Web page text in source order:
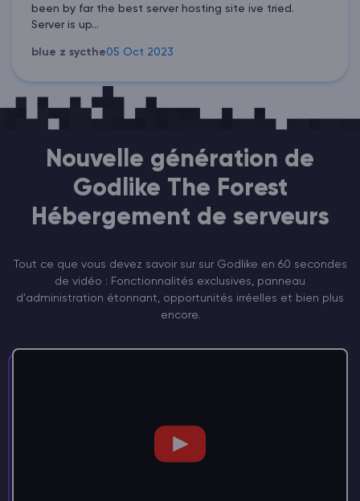
been by far the best server hosting site ive tried.
Server is up...
blue z sycthe05 Oct 2023
Nouvelle génération de
Godlike The Forest
Hébergement de serveurs
Tout ce que vous devez savoir sur sur Godlike en 60 secondes
de vidéo : Fonctionnalités exclusives, panneau
d'administration étonnant, opportunités irréelles et bien plus
encore.